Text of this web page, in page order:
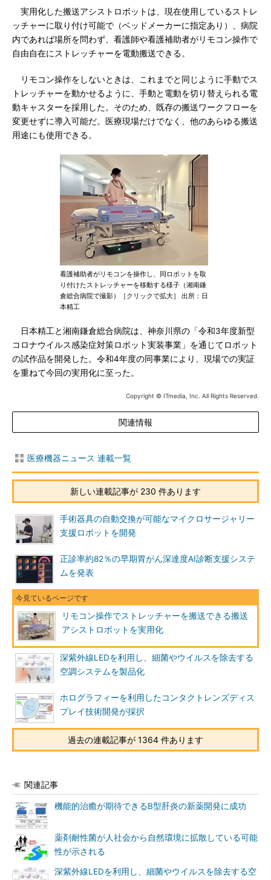
実用化した搬送アシストロボットは、現在使用しているストレ
ッチャーに取り付け可能で（ベッドメーカーに指定あり）、病院
内であれば場所を問わず、看護師や看護補助者がリモコン操作で
自由自在にストレッチャーを電動搬送できる。
リモコン操作をしないときは、これまでと同じように手動でス
トレッチャーを動かせるように、手動と電動を切り替えられる電
動キャスターを採用した。そのため、既存の搬送ワークフローを
変更せずに導入可能だ。医療現場だけでなく、他のあらゆる搬送
用途にも使用できる。
看護補助者がリモコンを操作し、同ロボットを取
り付けたストレッチャーを移動する様子（湘南鎌
倉総合病院で撮影）［クリックで拡大］ 出所：日
本精工
日本精工と湘南鎌倉総合病院は、神奈川県の「令和3年度新型
コロナウイルス感染症対策ロボット実装事業」を通じてロボット
の試作品を開発した。令和4年度の同事業により、現場での実証
を重ねて今回の実用化に至った。
Copyright © ITmedia, Inc. All Rights Reserved.
関連情報
医療機器ニュース 連載一覧
新しい連載記事が 230 件あります
手術器具の自動交換が可能なマイクロサージャリー
支援ロボットを開発
正診率約82％の早期胃がん深達度AI診断支援システ
ムを発表
リモコン操作でストレッチャーを搬送できる搬送
アシストロボットを実用化
深紫外線LEDを利用し、細菌やウイルスを除去する
空調システムを製品化
ホログラフィーを利用したコンタクトレンズディス
プレイ技術開発が採択
過去の連載記事が 1364 件あります
関連記事
機能的治癒が期待できるB型肝炎の新薬開発に成功
薬剤耐性菌が人社会から自然環境に拡散している可能
性が示される
深紫外線LEDを利用し、細菌やウイルスを除去する空